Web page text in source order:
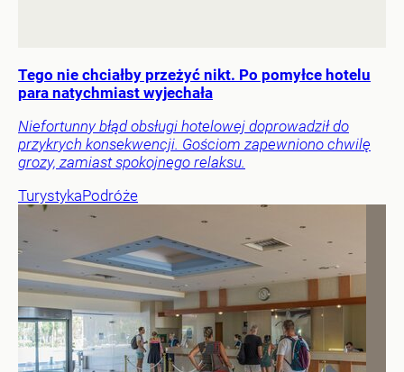
Tego nie chciałby przeżyć nikt. Po pomyłce hotelu
para natychmiast wyjechała
Niefortunny błąd obsługi hotelowej doprowadził do
przykrych konsekwencji. Gościom zapewniono chwilę
grozy, zamiast spokojnego relaksu.
TurystykaPodróże